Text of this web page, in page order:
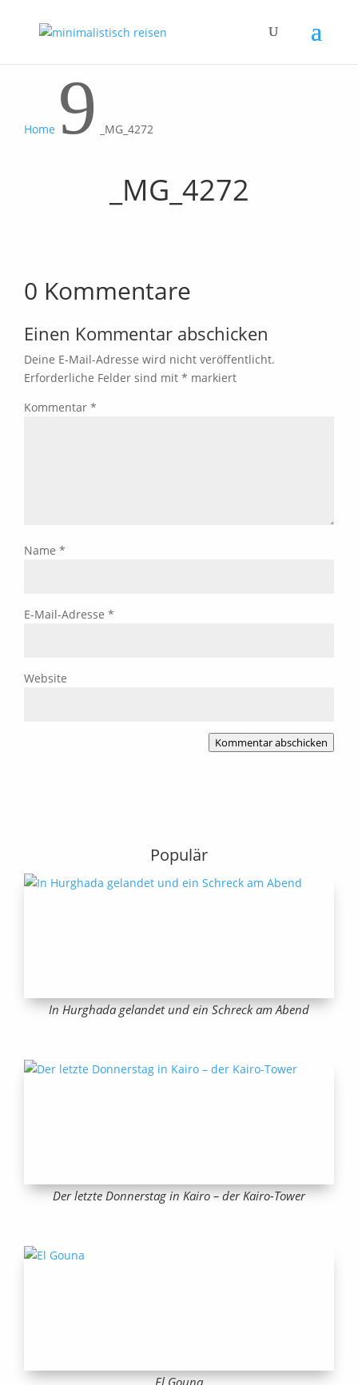
Home 9 _MG_4272
_MG_4272
0 Kommentare
Einen Kommentar abschicken
Deine E-Mail-Adresse wird nicht veröffentlicht.
Erforderliche Felder sind mit * markiert
Kommentar *
Name *
E-Mail-Adresse *
Website
Kommentar abschicken
Populär
In Hurghada gelandet und ein Schreck am Abend
Der letzte Donnerstag in Kairo – der Kairo-Tower
El Gouna